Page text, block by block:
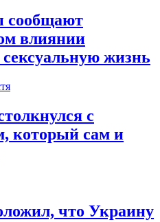
сообщают
влиянии
жизнь
с
который сам и
что Украину